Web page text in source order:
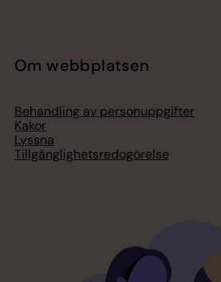
Om webbplatsen
Behandling av personuppgifter
Kakor
Lyssna
Tillgänglighetsredogörelse